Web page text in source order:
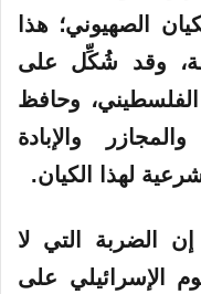
الصهيوني؛ هذا
وقد شُكِّل على
وحافظ
والإبادة
لهذا الكيان.
الضربة التي لا
الإسرائيلي على